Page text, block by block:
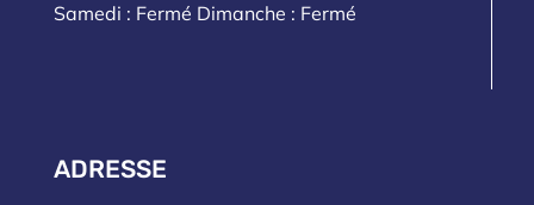
Samedi : Fermé Dimanche : Fermé
ADRESSE